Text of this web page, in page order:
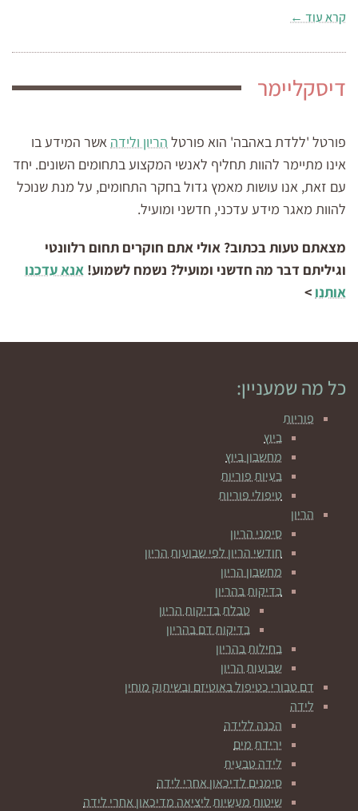
קרא עוד ←
דיסקליימר
פורטל 'ללדת באהבה' הוא פורטל הריון ולידה אשר המידע בו
אינו מתיימר להוות תחליף לאנשי המקצוע בתחומים השונים. יחד
עם זאת, אנו עושות מאמץ גדול בחקר התחומים, על מנת שנוכל
להוות מאגר מידע עדכני, חדשני ומועיל.
מצאתם טעות בכתוב? אולי אתם חוקרים תחום רלוונטי
וגיליתם דבר מה חדשני ומועיל? נשמח לשמוע! אנא עדכנו
אותנו >
כל מה שמעניין:
פוריות
ביוץ
מחשבון ביוץ
בעיות פוריות
טיפולי פוריות
הריון
סימני הריון
חודשי הריון לפי שבועות הריון
מחשבון הריון
בדיקות בהריון
טבלת בדיקות הריון
בדיקות דם בהריון
בחילות בהריון
שבועות הריון
דם טבורי כטיפול באוטיזם ובשיתוק מוחין
לידה
הכנה ללידה
ירידת מים
לידה טבעית
סימנים לדיכאון אחרי לידה
שיטות מעשיות ליציאה מדיכאון אחרי לידה